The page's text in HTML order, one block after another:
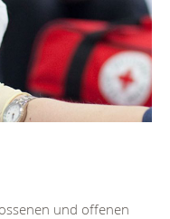
und offenen